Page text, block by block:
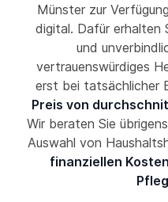
Münster zur
digital. Dafür erhalten
und
vertrauenswürdiges
erst bei tatsächlicher
Preis von
Wir beraten Sie
Auswahl von
finanziellen